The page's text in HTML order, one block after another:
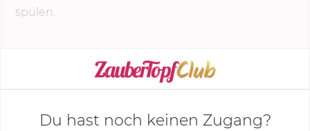
spülen.
KOCHMODUS STARTEN
Du hast noch keinen Zugang?